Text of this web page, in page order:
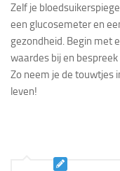
Zelf je
een glucosemeter en
gezondheid. Begin met
waardes bij en
Zo neem je de touwtjes
leven!